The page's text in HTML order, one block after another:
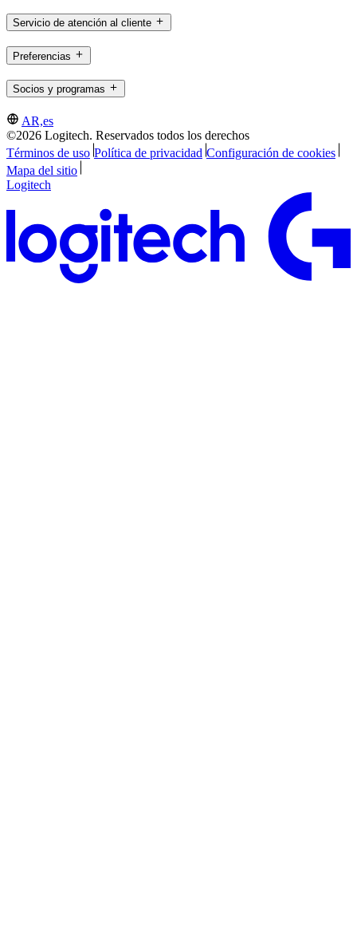
Servicio de atención al cliente
Preferencias
Socios y programas
AR,es
©2026 Logitech. Reservados todos los derechos
Términos de uso Política de privacidad Configuración de cookies
Mapa del sitio
Logitech